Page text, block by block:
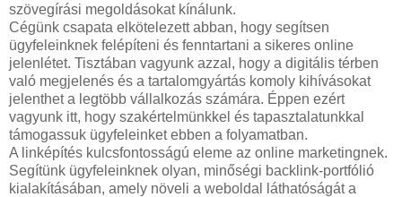
szövegírási megoldásokat kínálunk.
Cégünk csapata elkötelezett abban, hogy segítsen
ügyfeleinknek felépíteni és fenntartani a sikeres online
jelenlétet. Tisztában vagyunk azzal, hogy a digitális térben
való megjelenés és a tartalomgyártás komoly kihívásokat
jelenthet a legtöbb vállalkozás számára. Éppen ezért
vagyunk itt, hogy szakértelmünkkel és tapasztalatunkkal
támogassuk ügyfeleinket ebben a folyamatban.
A linképítés kulcsfontosságú eleme az online marketingnek.
Segítünk ügyfeleinknek olyan, minőségi backlink-portfólió
kialakításában, amely növeli a weboldal láthatóságát a